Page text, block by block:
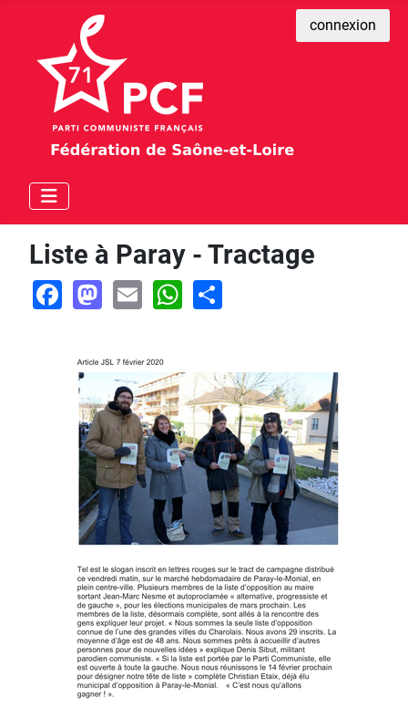
connexion
Liste à Paray - Tractage
Facebook
Mastodon
EmailWhatsApp